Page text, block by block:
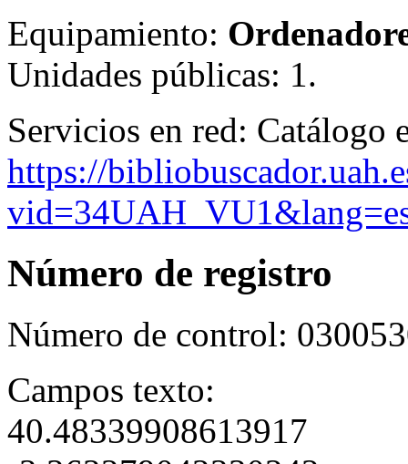
Equipamiento:
Unidades públicas: 1.
Servicios en red: Catálogo
https://
Número de registro
Número de control:
Campos texto:
40.48339908613917